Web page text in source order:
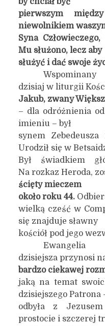
pierwszym
niewolnikiem
Syna
Mu służono, lecz aby
służyć i dać swoje
Wspominany
dzisiaj w liturgii
Jakub, zwany
– dla odróżnienia
imieniu – był
synem
Urodził się w
Był świadkiem
Na rozkaz Heroda,
ścięty mieczem
około roku 44.
wielką cześć w
się znajduje sławny
kościół pod jego
Ewangelia
dzisiejsza przynosi
bardzo ciekawej
jaką na temat
dzisiejszego Patrona
odbyła z
prostocie i szczerej